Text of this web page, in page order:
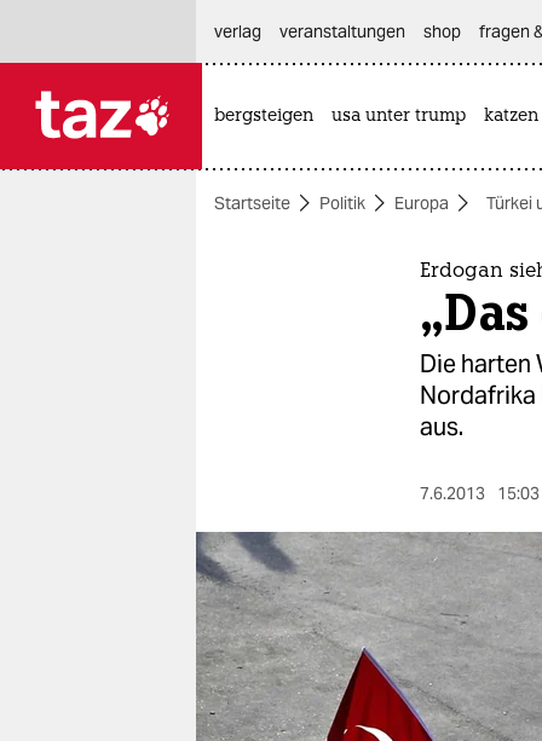
themen
berlin
nord
wahrheit
verlag
verlag
veranstaltungen shop fragen
bergsteigen usa unter trump katzen
Startseite Politik Europa Türkei
Erdogan
Die harten
Nordafrika
aus.
7.6.2013